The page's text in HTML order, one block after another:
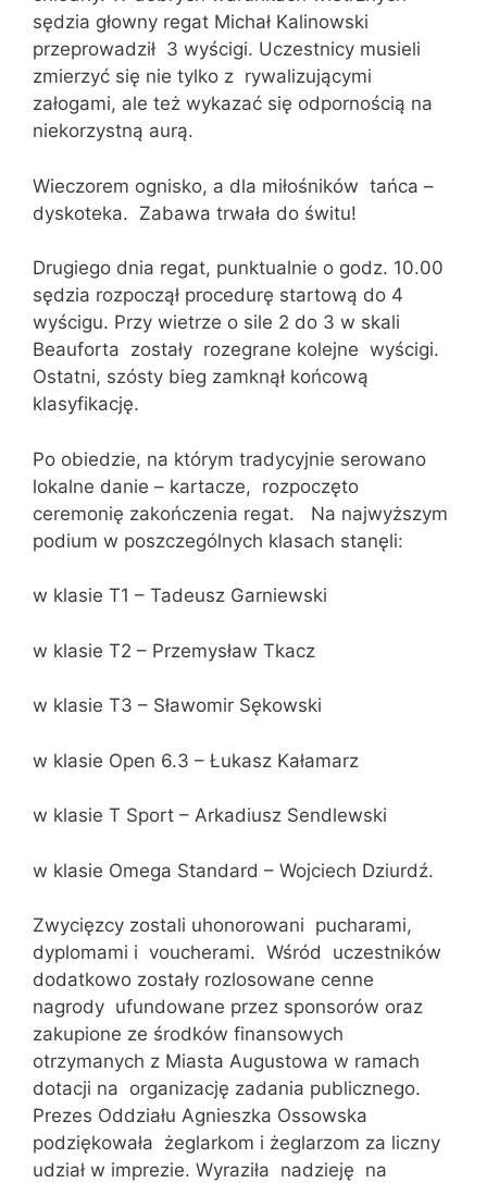
sędzia głowny regat Michał Kalinowski
przeprowadził 3 wyścigi. Uczestnicy musieli
zmierzyć się nie tylko z rywalizującymi
załogami, ale też wykazać się odpornością na
niekorzystną aurą.
Wieczorem ognisko, a dla miłośników tańca –
dyskoteka. Zabawa trwała do świtu!
Drugiego dnia regat, punktualnie o godz. 10.00
sędzia rozpoczął procedurę startową do 4
wyścigu. Przy wietrze o sile 2 do 3 w skali
Beauforta zostały rozegrane kolejne wyścigi.
Ostatni, szósty bieg zamknął końcową
klasyfikację.
Po obiedzie, na którym tradycyjnie serowano
lokalne danie – kartacze, rozpoczęto
ceremonię zakończenia regat. Na najwyższym
podium w poszczególnych klasach stanęli:
w klasie T1 – Tadeusz Garniewski
w klasie T2 – Przemysław Tkacz
w klasie T3 – Sławomir Sękowski
w klasie Open 6.3 – Łukasz Kałamarz
w klasie T Sport – Arkadiusz Sendlewski
w klasie Omega Standard – Wojciech Dziurdź.
Zwycięzcy zostali uhonorowani pucharami,
dyplomami i voucherami. Wśród uczestników
dodatkowo zostały rozlosowane cenne
nagrody ufundowane przez sponsorów oraz
zakupione ze środków finansowych
otrzymanych z Miasta Augustowa w ramach
dotacji na organizację zadania publicznego.
Prezes Oddziału Agnieszka Ossowska
podziękowała żeglarkom i żeglarzom za liczny
udział w imprezie. Wyraziła nadzieję na